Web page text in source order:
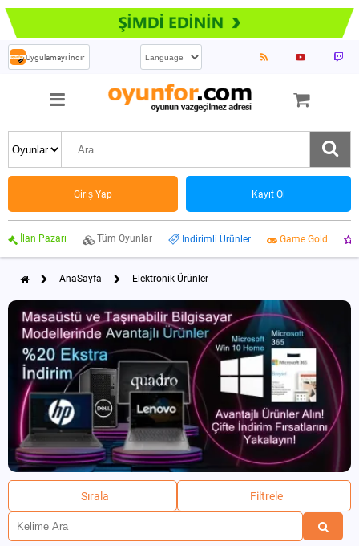
Uygulamayı İndir
Giriş Yap Kayıt Ol
İlan Pazarı Tüm Oyunlar İndirimli Ürünler Game Gold
AnaSayfa Elektronik Ürünler
Sırala Filtrele